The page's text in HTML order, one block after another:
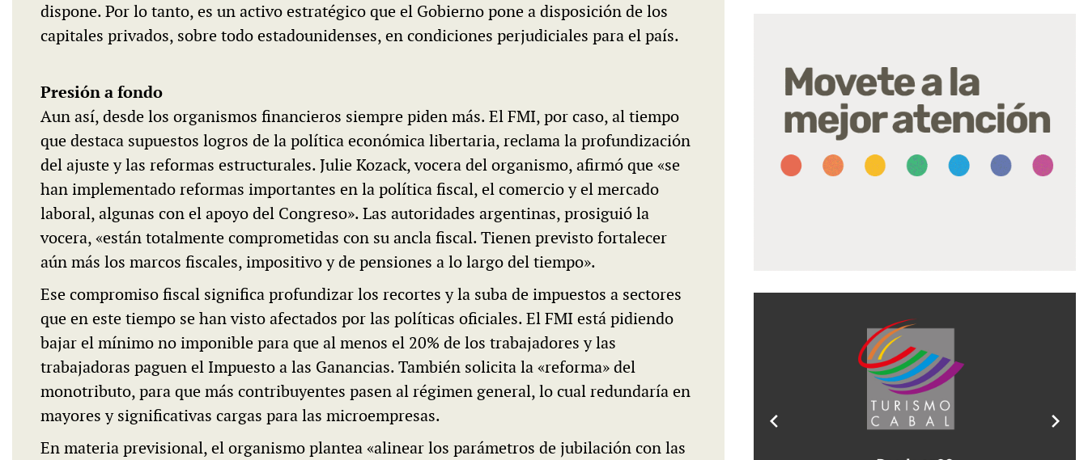
dispone. Por lo tanto, es un activo estratégico que el Gobierno pone a disposición de los
capitales privados, sobre todo estadounidenses, en condiciones perjudiciales para el país.
Presión a fondo
Aun así, desde los organismos financieros siempre piden más. El FMI, por caso, al tiempo
que destaca supuestos logros de la política económica libertaria, reclama la profundización
del ajuste y las reformas estructurales. Julie Kozack, vocera del organismo, afirmó que «se
han implementado reformas importantes en la política fiscal, el comercio y el mercado
laboral, algunas con el apoyo del Congreso». Las autoridades argentinas, prosiguió la
vocera, «están totalmente comprometidas con su ancla fiscal. Tienen previsto fortalecer
aún más los marcos fiscales, impositivo y de pensiones a lo largo del tiempo».
Ese compromiso fiscal significa profundizar los recortes y la suba de impuestos a sectores
que en este tiempo se han visto afectados por las políticas oficiales. El FMI está pidiendo
bajar el mínimo no imponible para que al menos el 20% de los trabajadores y las
trabajadoras paguen el Impuesto a las Ganancias. También solicita la «reforma» del
monotributo, para que más contribuyentes pasen al régimen general, lo cual redundaría en
mayores y significativas cargas para las microempresas.
En materia previsional, el organismo plantea «alinear los parámetros de jubilación con las